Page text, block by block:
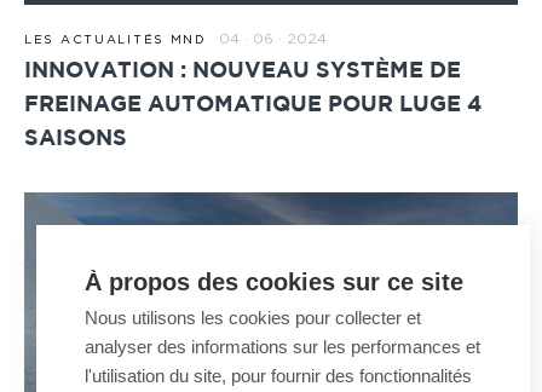
LES ACTUALITÉS MND 04 · 06 · 2024
INNOVATION : NOUVEAU SYSTÈME DE
FREINAGE AUTOMATIQUE POUR LUGE 4
SAISONS
À propos des cookies sur ce site
Nous utilisons les cookies pour collecter et
analyser des informations sur les performances et
l'utilisation du site, pour fournir des fonctionnalités